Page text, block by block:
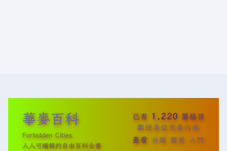
華麥百科
Forbidden Cities
人人可編輯的自由百科全書
已有 1,220 篇條目
歡迎各位完善內容
查看 分類 變更 入門